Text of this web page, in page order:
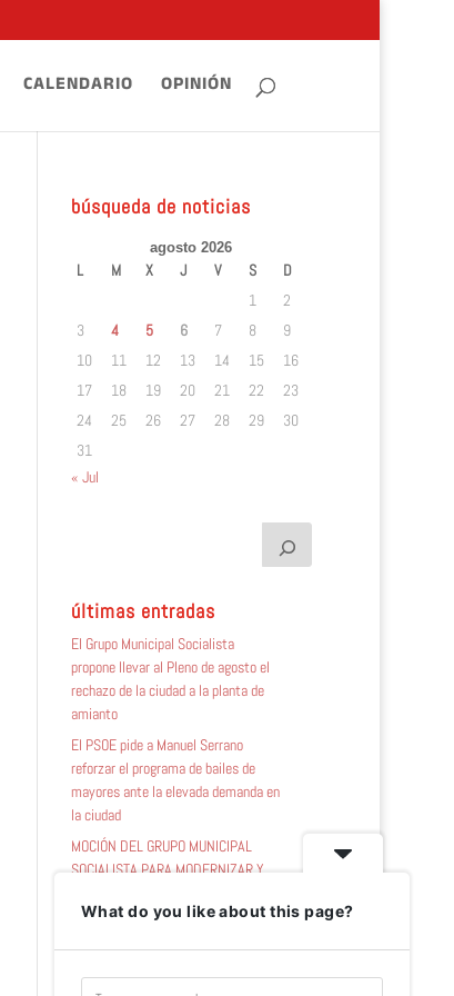
CALENDARIO OPINIÓN
búsqueda de noticias
agosto 2026
L M X J V S
D
1
2
3
4 5 6 7 8
9
10
11 12 13 14 15
16
17
18 19 20 21 22
23
24
25 26 27 28 29
30
31
« Jul
últimas entradas
El Grupo Municipal Socialista
propone llevar al Pleno de agosto el
rechazo de la ciudad a la planta de
amianto
El PSOE pide a Manuel Serrano
reforzar el programa de bailes de
mayores ante la elevada demanda en
la ciudad
MOCIÓN DEL GRUPO MUNICIPAL
SOCIALISTA PARA MODERNIZAR Y
PARA AUTOCARAVANAS EN LA
What do you like about this page?